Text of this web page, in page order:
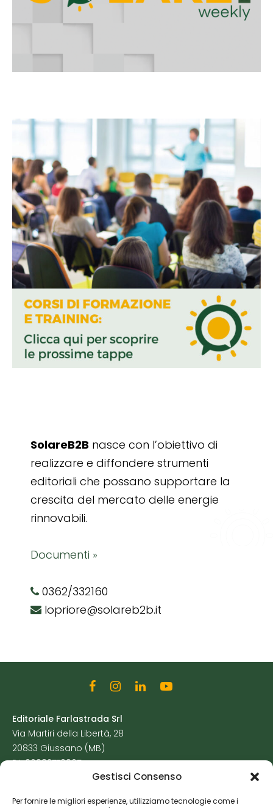
Gestisci Consenso
Per fornire le migliori esperienze, utilizziamo tecnologie come i
SolareB2B nasce con l’obiettivo di
realizzare e diffondere strumenti
editoriali che possano supportare la
crescita del mercato delle energie
rinnovabili.
Documenti »
0362/332160
lopriore@solareb2b.it
Editoriale Farlastrada Srl
Via Martiri della Libertà, 28
20833 Giussano (MB)
P.I. 06982770965